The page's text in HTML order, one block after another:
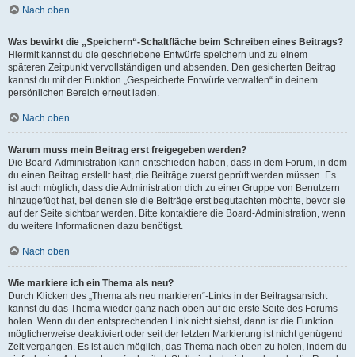
Nach oben
Was bewirkt die „Speichern“-Schaltfläche beim Schreiben eines Beitrags?
Hiermit kannst du die geschriebene Entwürfe speichern und zu einem
späteren Zeitpunkt vervollständigen und absenden. Den gesicherten Beitrag
kannst du mit der Funktion „Gespeicherte Entwürfe verwalten“ in deinem
persönlichen Bereich erneut laden.
Nach oben
Warum muss mein Beitrag erst freigegeben werden?
Die Board-Administration kann entschieden haben, dass in dem Forum, in dem
du einen Beitrag erstellt hast, die Beiträge zuerst geprüft werden müssen. Es
ist auch möglich, dass die Administration dich zu einer Gruppe von Benutzern
hinzugefügt hat, bei denen sie die Beiträge erst begutachten möchte, bevor sie
auf der Seite sichtbar werden. Bitte kontaktiere die Board-Administration, wenn
du weitere Informationen dazu benötigst.
Nach oben
Wie markiere ich ein Thema als neu?
Durch Klicken des „Thema als neu markieren“-Links in der Beitragsansicht
kannst du das Thema wieder ganz nach oben auf die erste Seite des Forums
holen. Wenn du den entsprechenden Link nicht siehst, dann ist die Funktion
möglicherweise deaktiviert oder seit der letzten Markierung ist nicht genügend
Zeit vergangen. Es ist auch möglich, das Thema nach oben zu holen, indem du